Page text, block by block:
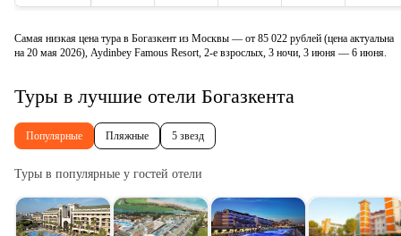
Самая низкая цена тура в Богазкент из Москвы — от 85 022 рублей (цена актуальна
на 20 мая 2026), Aydinbey Famous Resort, 2-е взрослых, 3 ночи, 3 июня — 6 июня.
Туры в лучшие отели Богазкента
Популярные Пляжные 5 звезд
Туры в популярные у гостей отели